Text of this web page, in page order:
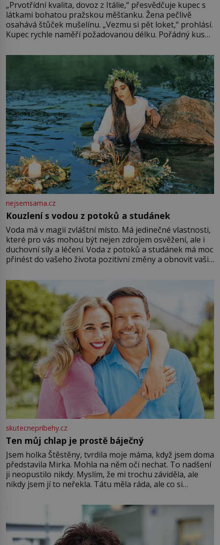
„Prvotřídní kvalita, dovoz z Itálie,“ přesvědčuje kupec s
látkami bohatou pražskou měšťanku. Žena pečlivě
osahává štůček mušelínu. „Vezmu si pět loket,“ prohlásí.
Kupec rychle naměří požadovanou délku. Pořádný kus
milostpaní. Stačí jenom na sukni,“ zhodnotí švadlena
množství růžového mušelínu. „Ošidili vás, podívejte.“
nejsemsama.cz
Kouzlení s vodou z potoků a studánek
Voda má v magii zvláštní místo. Má jedinečné vlastnosti,
které pro vás mohou být nejen zdrojem osvěžení, ale i
duchovní síly a léčení. Voda z potoků a studánek má moc
přinést do vašeho života pozitivní změny a obnovit vaši
můžete obohatit své rituály a přinést do svého života
větší harmonii a klid. Je důležité
skutecnepribehy.cz
Ten můj chlap je prostě báječný
Jsem holka Štěstěny, tvrdila moje máma, když jsem doma
představila Mirka. Mohla na něm oči nechat. To nadšení
ji neopustilo nikdy. Myslím, že mi trochu záviděla, ale
nikdy jsem jí to neřekla. Tátu měla ráda, ale co si
Jsme spolu moc rádi Tehdy byla jiná doba, když